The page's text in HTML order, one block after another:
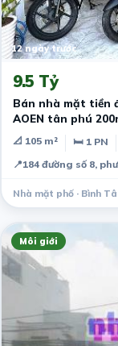
12 ngày trước
9.5 Tỷ
Bán nhà mặt tiền
AOEN tân phú
📐 105 m² 🛏 1 PN
📍184 đường số 8,
Nhà mặt phố · Bình
Môi giới